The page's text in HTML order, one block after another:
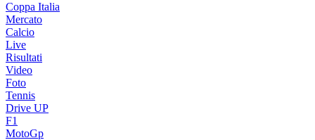
Coppa Italia
Mercato
Calcio
Live
Risultati
Video
Foto
Tennis
Drive UP
F1
MotoGp